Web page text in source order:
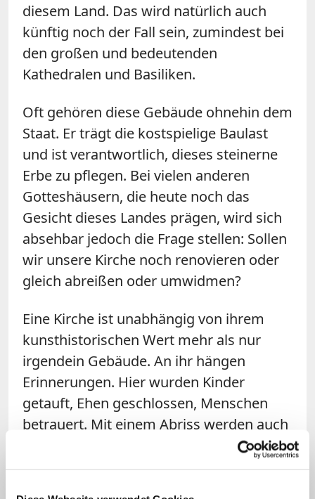
diesem Land. Das wird natürlich auch
künftig noch der Fall sein, zumindest bei
den großen und bedeutenden
Kathedralen und Basiliken.
Oft gehören diese Gebäude ohnehin dem
Staat. Er trägt die kostspielige Baulast
und ist verantwortlich, dieses steinerne
Erbe zu pflegen. Bei vielen anderen
Gotteshäusern, die heute noch das
Gesicht dieses Landes prägen, wird sich
absehbar jedoch die Frage stellen: Sollen
wir unsere Kirche noch renovieren oder
gleich abreißen oder umwidmen?
Eine Kirche ist unabhängig von ihrem
kunsthistorischen Wert mehr als nur
irgendein Gebäude. An ihr hängen
Erinnerungen. Hier wurden Kinder
getauft, Ehen geschlossen, Menschen
betrauert. Mit einem Abriss werden auch
die Geschichten, die diese Gotteshäuser